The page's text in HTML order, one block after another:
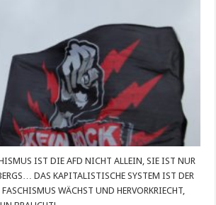
IST DIE AFD NICHT ALLEIN, SIE IST NUR
DAS KAPITALISTISCHE SYSTEM IST DER
WÄCHST UND HERVORKRIECHT,